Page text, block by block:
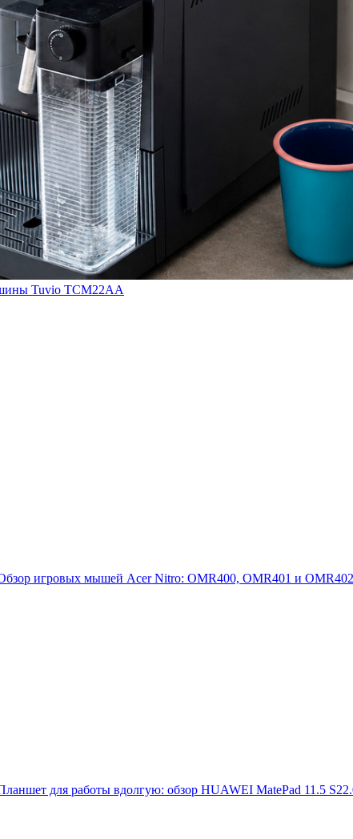
Tuvio TCM22AA
игровых мышей Acer Nitro: OMR400, OMR401 и
для работы вдолгую: обзор HUAWEI MatePad 11.5 S